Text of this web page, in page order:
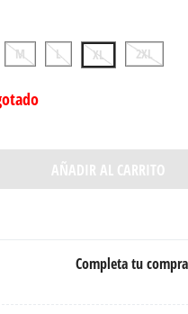
M L XL 2XL
AÑADIR AL CARRITO
Completa tu compra